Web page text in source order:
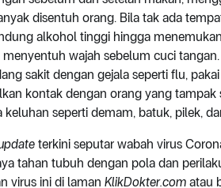
disentuh orang. Bila tak ada
alkohol tinggi hingga
menyentuh wajah sebelum cuci tangan.
sakit dengan gejala seperti flu,
kontak dengan orang yang tampak
keluhan seperti demam, batuk, pilek,
terkini seputar wabah virus
tahan tubuh dengan pola dan
virus ini di laman KlikDokter.com atau